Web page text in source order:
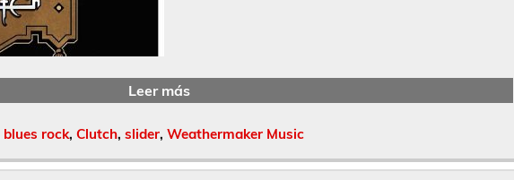
Leer más
blues rock, Clutch, slider, Weathermaker Music